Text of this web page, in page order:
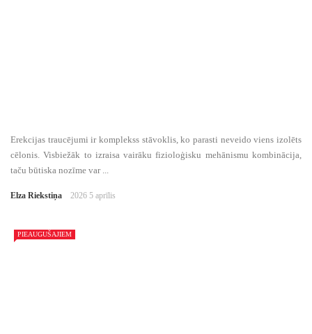
Erekcijas traucējumi ir komplekss stāvoklis, ko parasti neveido viens izolēts
cēlonis. Visbiežāk to izraisa vairāku fizioloģisku mehānismu kombinācija,
taču būtiska nozīme var ...
Elza Riekstiņa 2026 5 aprīlis
PIEAUGUŠAJIEM